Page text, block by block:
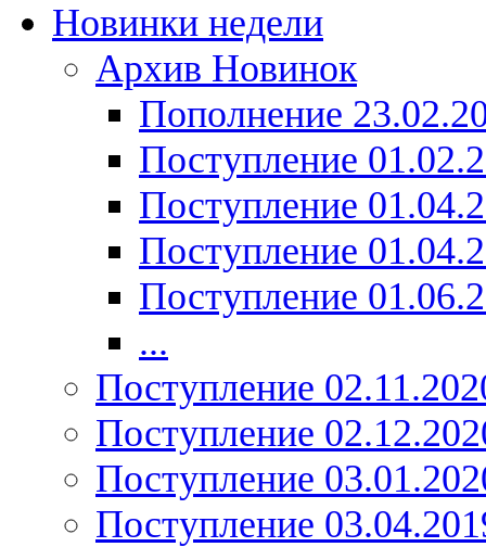
Новинки недели
Архив Новинок
Пополнение
Поступление
Поступление
Поступление
Поступление
...
Поступление
Поступление
Поступление
Поступление